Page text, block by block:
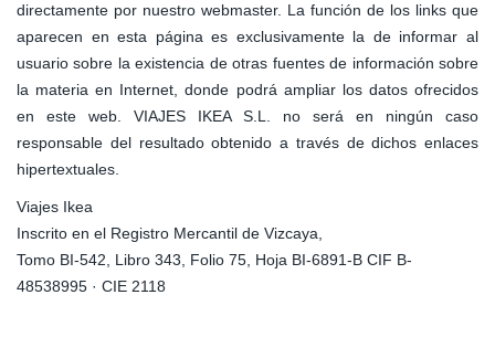
directamente por nuestro webmaster. La función de los links que
aparecen en esta página es exclusivamente la de informar al
usuario sobre la existencia de otras fuentes de información sobre
la materia en Internet, donde podrá ampliar los datos ofrecidos
en este web. VIAJES IKEA S.L. no será en ningún caso
responsable del resultado obtenido a través de dichos enlaces
hipertextuales.
Viajes Ikea
Inscrito en el Registro Mercantil de Vizcaya,
Tomo BI-542, Libro 343, Folio 75, Hoja BI-6891-B CIF B-
48538995 · CIE 2118